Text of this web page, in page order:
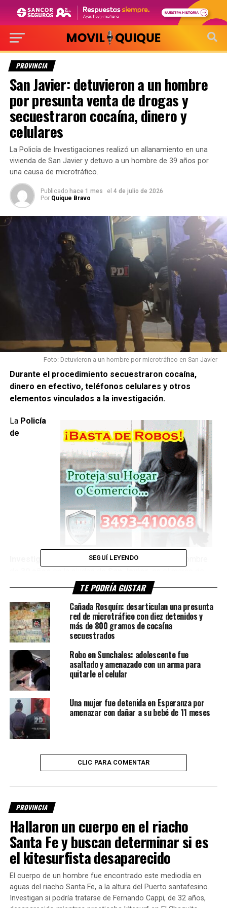
PROVINCIA
San Javier: detuvieron a un hombre
por presunta venta de drogas y
secuestraron cocaína, dinero y
celulares
La Policía de Investigaciones realizó un allanamiento en una
vivienda de San Javier y detuvo a un hombre de 39 años por
una causa de microtráfico.
Publicado hace 1 mes el 4 de julio de 2026
Por Quique Bravo
Foto: Detuvieron a un hombre por microtráfico en San Javier
Durante el procedimiento secuestraron cocaína,
dinero en efectivo, teléfonos celulares y otros
elementos vinculados a la investigación.
La Policía
de
Investigaciones (PDI)de Santa Fe detuvo a un hombre
una investigación por presuntacomercialización de
estupefacientes, llevada adelante bajo la órbita del
Ministerio Público de la Acusación (MPA).
El operativo se desarrolló en una vivienda ubicada sobre
calle San Martín al 1300, por orden del fiscal
Fernández , quien dirige la causa por presunta infracción a
la
Ley Nacional de Estupefacientes N.º 23.737.
Secuestraron cocaína, dinero en
efectivo y celulares
Como resultado del allanamiento, los investigadores
124 gramos de una sustancia utilizada para el corte
de la droga,$325.700 en efectivo,cinco teléfonos
SEGUÍ LEYENDO
TE PODRÍA GUSTAR
Cañada Rosquín: desarticulan una presunta
red de microtráfico con diez detenidos y
más de 800 gramos de cocaína
secuestrados
Robo en Sunchales: adolescente fue
asaltado y amenazado con un arma para
quitarle el celular
Una mujer fue detenida en Esperanza por
amenazar con dañar a su bebé de 11 meses
CLIC PARA COMENTAR
PROVINCIA
Hallaron un cuerpo en el riacho
Santa Fe y buscan determinar si es
el kitesurfista desaparecido
El cuerpo de un hombre fue encontrado este mediodía en
aguas del riacho Santa Fe, a la altura del Puerto santafesino.
Investigan si podría tratarse de Fernando Cappi, de 32 años,